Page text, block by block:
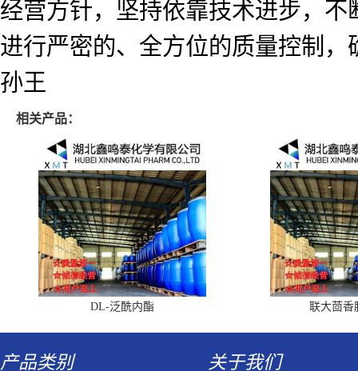
经营方针，坚持依靠技术进步，
进行严密的、全方位的质量控制
孙王
相关产品：
DL-泛酰内酯 联大茴香
产品类别 关于我们